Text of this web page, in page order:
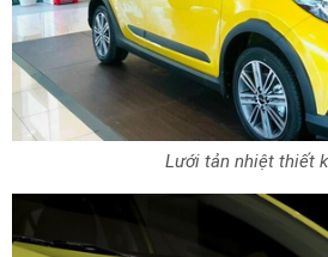
Lưới tản nhiệt thiết